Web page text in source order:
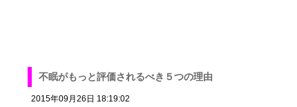
不眠がもっと評価されるべき５つの理由
2015年09月26日 18:19:02